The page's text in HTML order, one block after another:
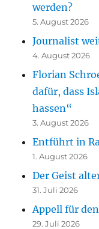
werden?
5. August 2026
Journalist
4. August 2026
Florian
dafür, dass
hassen“
3. August 2026
Entführt in
1. August 2026
Der Geist
31. Juli 2026
Appell für
29. Juli 2026